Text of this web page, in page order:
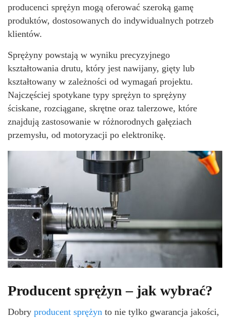
producenci sprężyn mogą oferować szeroką gamę
produktów, dostosowanych do indywidualnych potrzeb
klientów.
Sprężyny powstają w wyniku precyzyjnego
kształtowania drutu, który jest nawijany, gięty lub
kształtowany w zależności od wymagań projektu.
Najczęściej spotykane typy sprężyn to sprężyny
ściskane, rozciągane, skrętne oraz talerzowe, które
znajdują zastosowanie w różnorodnych gałęziach
przemysłu, od motoryzacji po elektronikę.
Producent sprężyn – jak wybrać?
Dobry producent sprężyn to nie tylko gwarancja jakości,